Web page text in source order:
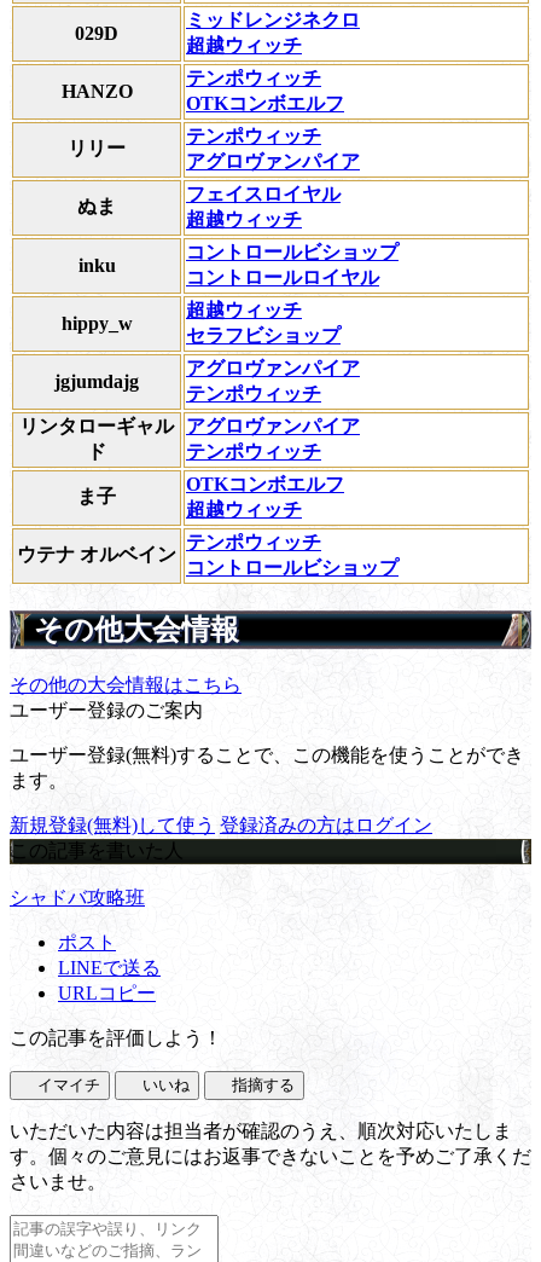
029D
ミッドレンジネクロ
超越ウィッチ
HANZO
テンポウィッチ
OTKコンボエルフ
リリー
テンポウィッチ
アグロヴァンパイア
ぬま
フェイスロイヤル
超越ウィッチ
inku
コントロールビショップ
コントロールロイヤル
hippy_w
超越ウィッチ
セラフビショップ
jgjumdajg
アグロヴァンパイア
テンポウィッチ
リンタローギャル
ド
アグロヴァンパイア
テンポウィッチ
ま子
OTKコンボエルフ
超越ウィッチ
ウテナ オルベイン
テンポウィッチ
コントロールビショップ
その他大会情報
その他の大会情報はこちら
ユーザー登録のご案内
ユーザー登録(無料)することで、この機能を使うことができ
ます。
新規登録(無料)して使う 登録済みの方はログイン
この記事を書いた人
シャドバ攻略班
ポスト
LINEで送る
URLコピー
この記事を評価しよう！
イマイチ いいね 指摘する
いただいた内容は担当者が確認のうえ、順次対応いたしま
す。個々のご意見にはお返事できないことを予めご了承くだ
さいませ。